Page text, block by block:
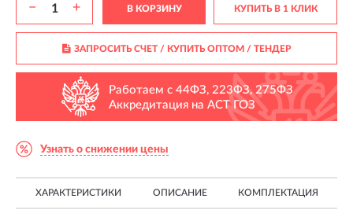
− + В КОРЗИНУ КУПИТЬ В 1 КЛИК
ЗАПРОСИТЬ СЧЕТ / КУПИТЬ ОПТОМ/ ТЕНДЕР
Работаем с 44ФЗ, 223ФЗ, 275ФЗ
Аккредитация на АСТ ГОЗ
Узнать о снижении цены
ХАРАКТЕРИСТИКИ ОПИСАНИЕ КОМПЛЕКТАЦИЯ